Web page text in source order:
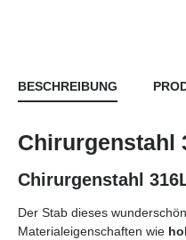
BESCHREIBUNG
Chirurgenstahl
Chirurgenstahl
Der Stab dieses
Materialeigenschaften wie